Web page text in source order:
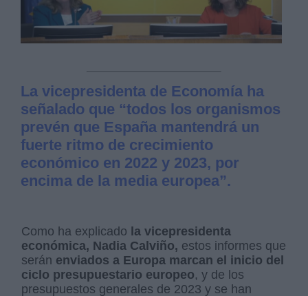
La vicepresidenta de Economía ha
señalado que “todos los organismos
prevén que España mantendrá un
fuerte ritmo de crecimiento
económico en 2022 y 2023, por
encima de la media europea”.
Como ha explicado la vicepresidenta
económica, Nadia Calviño, estos informes que
serán enviados a Europa marcan el inicio del
ciclo presupuestario europeo, y de los
presupuestos generales de 2023 y se han